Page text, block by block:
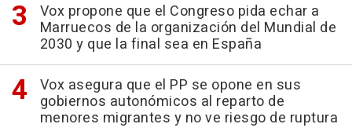
Vox propone que el Congreso pida echar a
Marruecos de la organización del Mundial de
2030 y que la final sea en España
Vox asegura que el PP se opone en sus
gobiernos autonómicos al reparto de
menores migrantes y no ve riesgo de ruptura